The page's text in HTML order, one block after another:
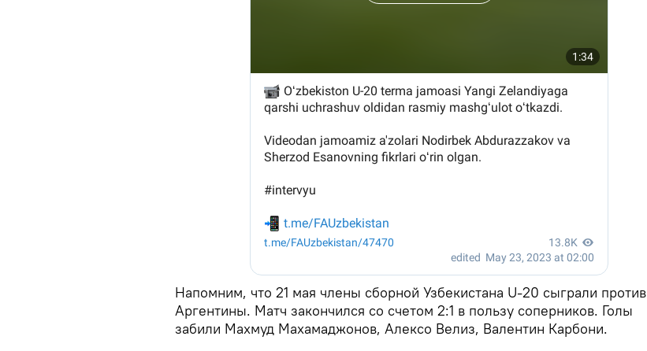
Напомним, что 21 мая члены сборной Узбекистана U-20 сыграли против
Аргентины. Матч закончился со счетом 2:1 в пользу соперников. Голы
забили Махмуд Махамаджонов, Алексо Велиз, Валентин Карбони.